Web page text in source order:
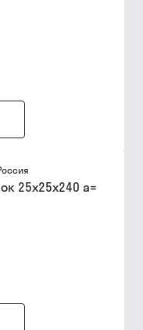
25х25х240 a=